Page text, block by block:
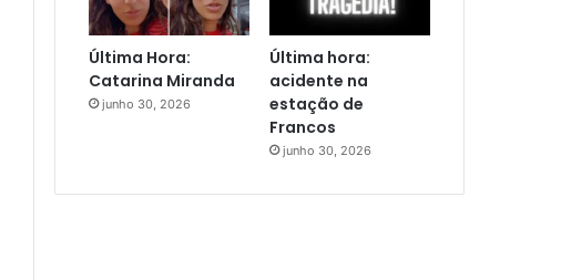
Última Hora:
Catarina Miranda
junho 30, 2026
Última hora:
acidente na
estação de
Francos
junho 30, 2026